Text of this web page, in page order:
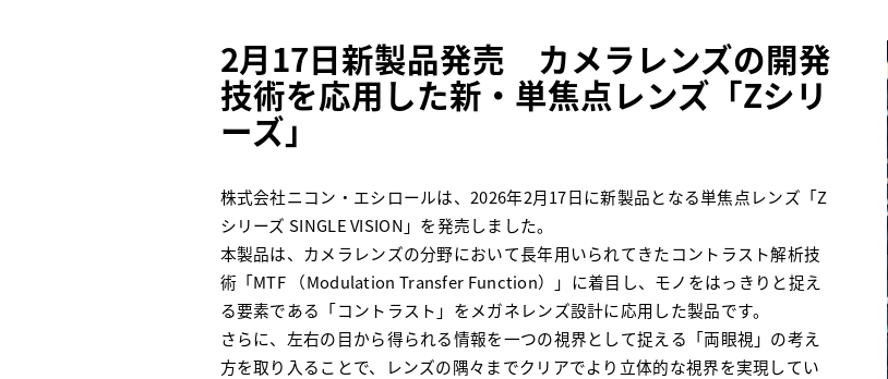
2月17日新製品発売 カメラレンズの開発
技術を応用した新・単焦点レンズ「Zシリ
ーズ」
株式会社ニコン・エシロールは、2026年2月17日に新製品となる単焦点レンズ「Z
シリーズ SINGLE VISION」を発売しました。
本製品は、カメラレンズの分野において長年用いられてきたコントラスト解析技
術「MTF （Modulation Transfer Function）」に着目し、モノをはっきりと捉え
る要素である「コントラスト」をメガネレンズ設計に応用した製品です。
さらに、左右の目から得られる情報を一つの視界として捉える「両眼視」の考え
方を取り入ることで、レンズの隅々までクリアでより立体的な視界を実現してい